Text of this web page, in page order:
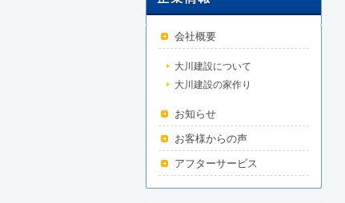
会社概要
大川建設について
大川建設の家作り
お知らせ
お客様からの声
アフターサービス